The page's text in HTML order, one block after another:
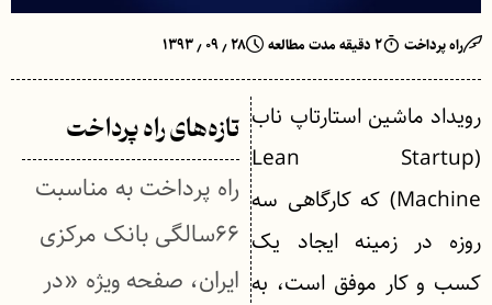
راه پرداخت ۲ دقیقه مدت مطالعه ۲۸ ٫ ۰۹ ٫ ۱۳۹۳
رویداد ماشین استارتاپ ناب
(Lean Startup
Machine) که کارگاهی سه
روزه در زمینه ایجاد یک
کسب و کار موفق است، به
تازه‌های راه پرداخت
راه پرداخت به مناسبت
۶۶سالگی بانک مرکزی
ایران، صفحه ویژه «در